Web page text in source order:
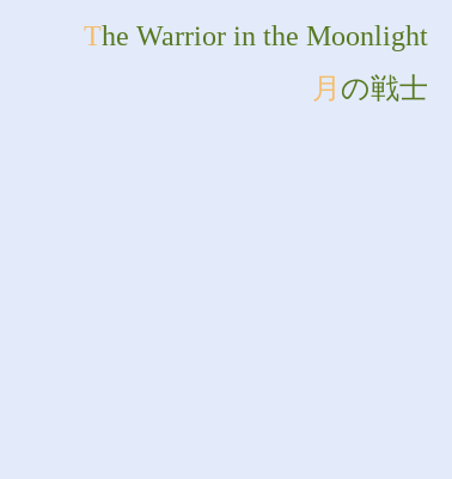
The Warrior in the Moonlight
月の戦士